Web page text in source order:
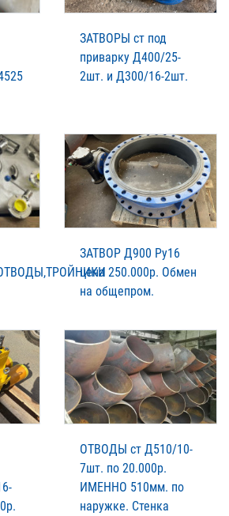
ЗАТВОРЫ ст под
приварку Д400/25-
2шт. и Д300/16-2шт.
ЗАТВОР Д900 Ру16
цена 250.000р. Обмен
на общепром.
ОТВОДЫ ст Д510/10-
7шт. по 20.000р.
ИМЕННО 510мм. по
наружке. Стенка